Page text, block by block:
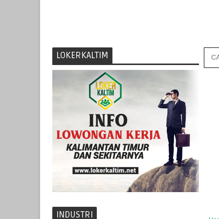
LOKERKALTIM
INDUSTRI